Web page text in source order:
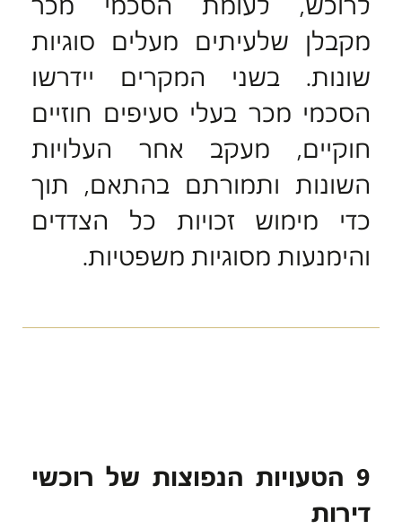
מקבלן שלעיתים מעלים סוגיות
שונות. בשני המקרים יידרשו
הסכמי מכר בעלי סעיפים חוזיים
חוקיים, מעקב אחר העלויות
השונות ותמורתם בהתאם, תוך
כדי מימוש זכויות כל הצדדים
והימנעות מסוגיות משפטיות.
9 הטעויות הנפוצות של רוכשי
דירות